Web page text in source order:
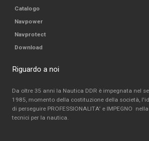
Catalogo
Navpower
Navprotect
Download
Riguardo a noi
Da oltre 35 anni la Nautica DDR è impegnata nel
1985, momento della costituzione della società,
di perseguire PROFESSIONALITA' e IMPEGNO
tecnici per la nautica.